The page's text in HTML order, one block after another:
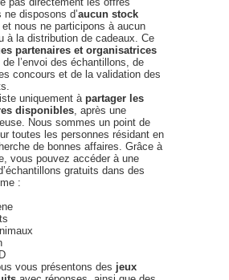
disposons d’aucun stock
et nous ne participons à aucun
à la distribution de cadeaux. Ce
partenaires et organisatrices
l’envoi des échantillons, de
concours et de la validation des
uniquement à partager les
disponibles, après une
Nous sommes un point de
toutes les personnes résidant en
de bonnes affaires. Grâce à
vous pouvez accéder à une
gratuits dans des
:
vous présentons des jeux